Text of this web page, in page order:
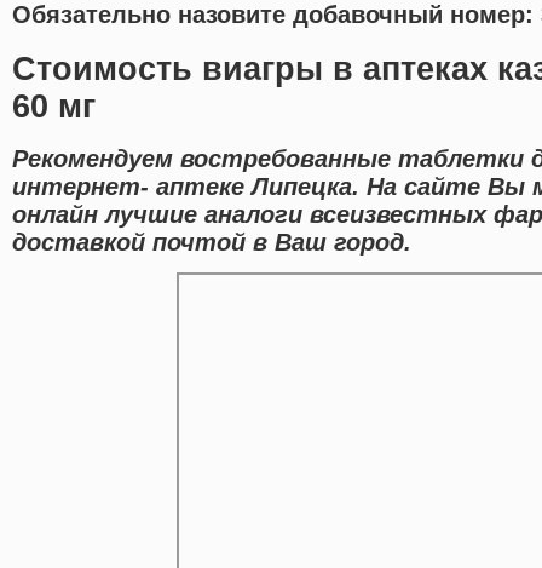
Обязательно назовите добавочный номер:
Стоимость виагры в аптеках
60 мг
Рекомендуем востребованные таблетки
интернет- аптеке Липецка. На сайте Вы
онлайн лучшие аналоги всеизвестных
доставкой почтой в Ваш город.